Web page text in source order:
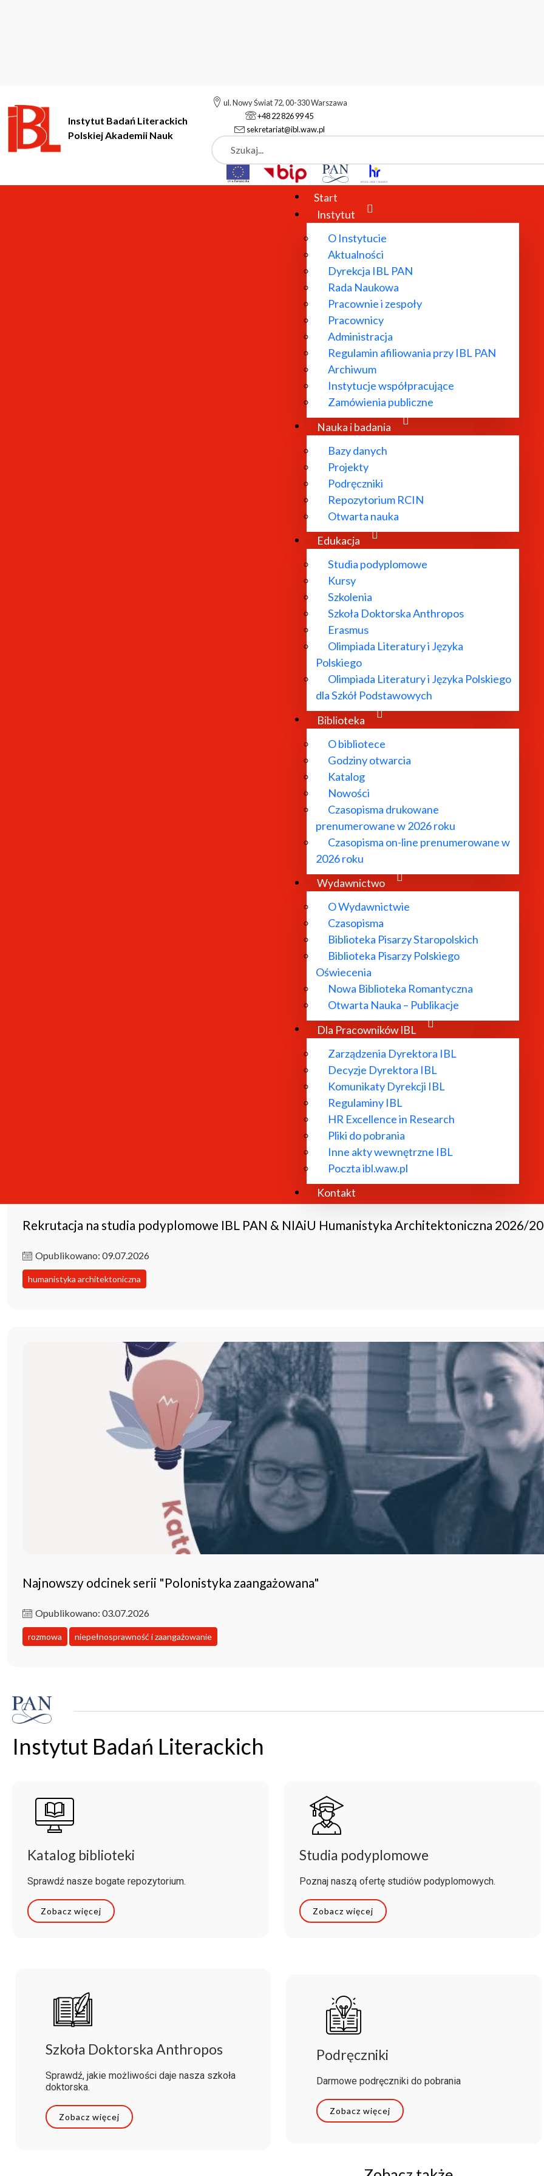
Instytut Badań Literackich
Polskiej Akademii Nauk
ul. Nowy Świat 72, 00-330 Warszawa
+48 22 826 99 45
sekretariat@ibl.waw.pl
Szukaj
Start
Instytut
O Instytucie
Aktualności
Dyrekcja IBL PAN
Rada Naukowa
Pracownie i zespoły
Pracownicy
Administracja
Regulamin afiliowania przy IBL PAN
Archiwum
Instytucje współpracujące
Zamówienia publiczne
Nauka i badania
Bazy danych
Projekty
Podręczniki
Repozytorium RCIN
Otwarta nauka
Edukacja
Studia podyplomowe
Kursy
Szkolenia
Szkoła Doktorska Anthropos
Erasmus
Olimpiada Literatury i Języka
Polskiego
Olimpiada Literatury i Języka Polskiego
dla Szkół Podstawowych
Biblioteka
O bibliotece
Godziny otwarcia
Katalog
Nowości
Czasopisma drukowane
prenumerowane w 2026 roku
Czasopisma on-line prenumerowane w
2026 roku
Wydawnictwo
O Wydawnictwie
Czasopisma
Biblioteka Pisarzy Staropolskich
Biblioteka Pisarzy Polskiego
Oświecenia
Nowa Biblioteka Romantyczna
Otwarta Nauka – Publikacje
Dla Pracowników IBL
Zarządzenia Dyrektora IBL
Decyzje Dyrektora IBL
Komunikaty Dyrekcji IBL
Regulaminy IBL
HR Excellence in Research
Pliki do pobrania
Inne akty wewnętrzne IBL
Poczta ibl.waw.pl
Kontakt
Instytut Badań Literackich Polskiej Akademii Nauk
Rekrutacja na studia podyplomowe IBL PAN & NIAiU Humanistyka Architektoniczna 2026/
Opublikowano: 09.07.2026
humanistyka architektoniczna
Najnowszy odcinek serii "Polonistyka zaangażowana"
Opublikowano: 03.07.2026
rozmowa niepełnosprawność i zaangażowanie
Instytut Badań Literackich
Katalog biblioteki
Sprawdź nasze bogate repozytorium.
Zobacz więcej
Studia podyplomowe
Poznaj naszą ofertę studiów podyplomowych.
Zobacz więcej
Szkoła Doktorska Anthropos
Sprawdź, jakie możliwości daje nasza szkoła
doktorska.
Zobacz więcej
Podręczniki
Darmowe podręczniki do pobrania
Zobacz więcej